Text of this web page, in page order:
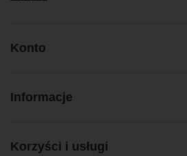
Konto
Informacje
Korzyści i usługi